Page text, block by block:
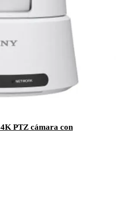
PTZ cámara con